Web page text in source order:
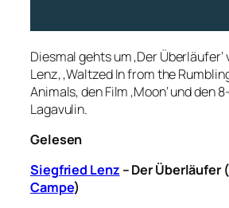
Diesmal gehts um ‚Der
Lenz, ‚Waltzed In from the
Animals, den Film ‚Moon‘ und den
Lagavulin.
Gelesen
Siegfried Lenz – Der Überläufer (
Campe)